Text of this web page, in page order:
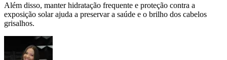
Além disso, manter hidratação frequente e proteção contra a
exposição solar ajuda a preservar a saúde e o brilho dos cabelos
grisalhos.